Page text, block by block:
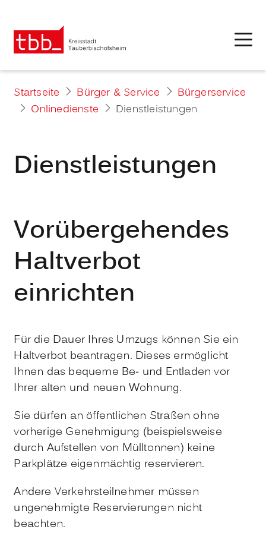
Startseite Bürger & Service
Bürgerservice
Onlinedienste
Dienstleistungen
Dienstleistungen
Vorübergehendes
Haltverbot
einrichten
Für die Dauer Ihres Umzugs können Sie ein
Haltverbot beantragen. Dieses ermöglicht
Ihnen das bequeme Be- und Entladen vor
Ihrer alten und neuen Wohnung.
Sie dürfen an öffentlichen Straßen ohne
vorherige Genehmigung (beispielsweise
durch Aufstellen von Mülltonnen) keine
Parkplätze eigenmächtig reservieren.
Andere Verkehrsteilnehmer müssen
ungenehmigte Reservierungen nicht
beachten.